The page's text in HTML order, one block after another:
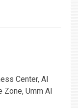
Center, Al
Zone, Umm Al